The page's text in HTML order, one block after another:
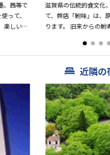
、茜等で
って、
楽しい服
滋賀県の伝統的食文化
て、弊店「鮒味」は、
ります。 旧来からの
いただけ、優れた味で...
近隣の